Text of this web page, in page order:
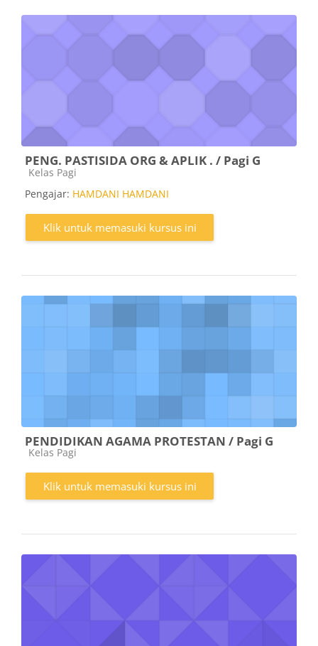
PENG. PASTISIDA ORG & APLIK . / Pagi G
Kategori kursus
Kelas Pagi
Pengajar: HAMDANI HAMDANI
Klik untuk memasuki kursus ini
PENDIDIKAN AGAMA PROTESTAN / Pagi G
Kategori kursus
Kelas Pagi
Klik untuk memasuki kursus ini